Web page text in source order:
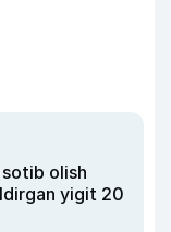
olish
yigit 20